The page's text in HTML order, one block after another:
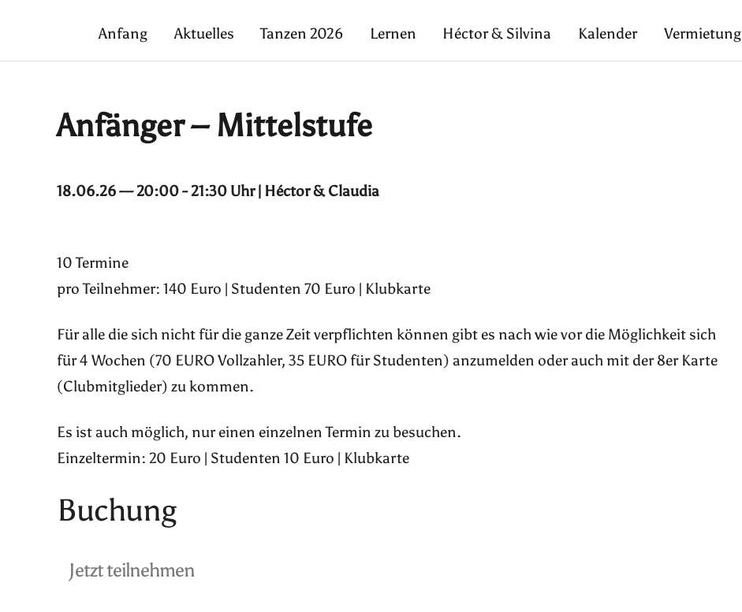
Anfang Aktuelles Tanzen 2026 Lernen Héctor & Silvina Kalender Vermietung
Anfänger – Mittelstufe
18.06.26 — 20:00 - 21:30 Uhr | Héctor & Claudia
10 Termine
pro Teilnehmer: 140 Euro | Studenten 70 Euro | Klubkarte
Für alle die sich nicht für die ganze Zeit verpflichten können gibt es nach wie vor die Möglichkeit sich
für 4 Wochen (70 EURO Vollzahler, 35 EURO für Studenten) anzumelden oder auch mit der 8er Karte
(Clubmitglieder) zu kommen.
Es ist auch möglich, nur einen einzelnen Termin zu besuchen.
Einzeltermin: 20 Euro | Studenten 10 Euro | Klubkarte
Buchung
Jetzt teilnehmen